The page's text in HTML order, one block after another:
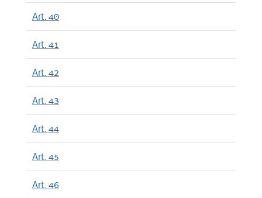
Art. 40
Art. 41
Art. 42
Art. 43
Art. 44
Art. 45
Art. 46